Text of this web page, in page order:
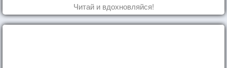
Читай и вдохновляйся!